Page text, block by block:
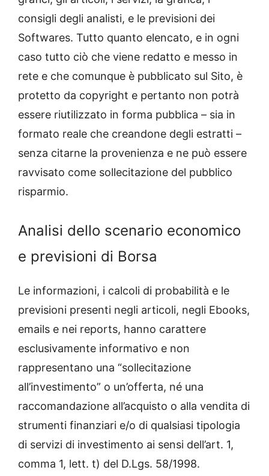
consigli degli analisti, e le previsioni dei
Softwares. Tutto quanto elencato, e in ogni
caso tutto ciò che viene redatto e messo in
rete e che comunque è pubblicato sul Sito, è
protetto da copyright e pertanto non potrà
essere riutilizzato in forma pubblica – sia in
formato reale che creandone degli estratti –
senza citarne la provenienza e ne può essere
ravvisato come sollecitazione del pubblico
risparmio.
Analisi dello scenario economico
e previsioni di Borsa
Le informazioni, i calcoli di probabilità e le
previsioni presenti negli articoli, negli Ebooks,
emails e nei reports, hanno carattere
esclusivamente informativo e non
rappresentano una “sollecitazione
all’investimento” o un’offerta, né una
raccomandazione all’acquisto o alla vendita di
strumenti finanziari e/o di qualsiasi tipologia
di servizi di investimento ai sensi dell’art. 1,
comma 1, lett. t) del D.Lgs. 58/1998.